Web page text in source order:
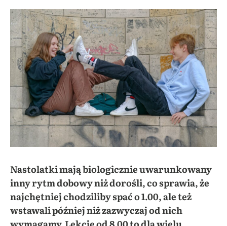
Nastolatki mają biologicznie uwarunkowany
inny rytm dobowy niż dorośli, co sprawia, że
najchętniej chodziliby spać o 1.00, ale też
wstawali później niż zazwyczaj od nich